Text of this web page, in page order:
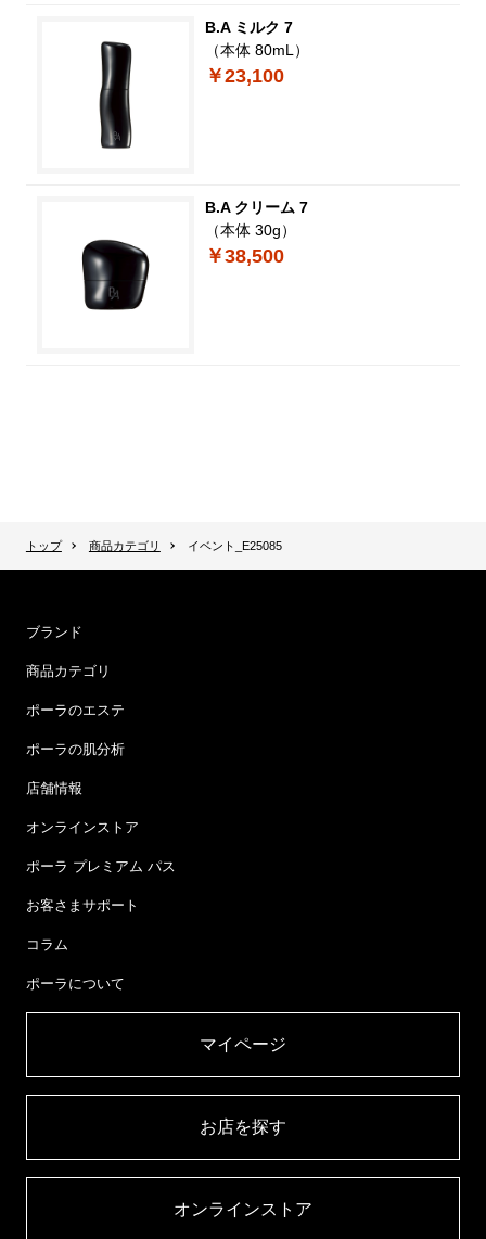
B.A ミルク 7
（本体 80mL）
￥23,100
B.A クリーム 7
（本体 30g）
￥38,500
トップ 商品カテゴリ イベント_E25085
ブランド
商品カテゴリ
ポーラのエステ
ポーラの肌分析
店舗情報
オンラインストア
ポーラ プレミアム パス
お客さまサポート
コラム
ポーラについて
マイページ​
お店を探す​
オンラインストア​